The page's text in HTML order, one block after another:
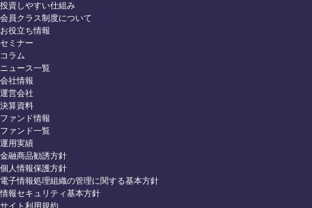
投資しやすい仕組み
会員クラス制度について
お役立ち情報
セミナー
コラム
ニュース一覧
会社情報
運営会社
決算資料
ファンド情報
ファンド一覧
運用実績
金融商品勧誘方針
個人情報保護方針
電子情報処理組織の管理に関する基本方針
情報セキュリティ基本方針
サイト利用規約